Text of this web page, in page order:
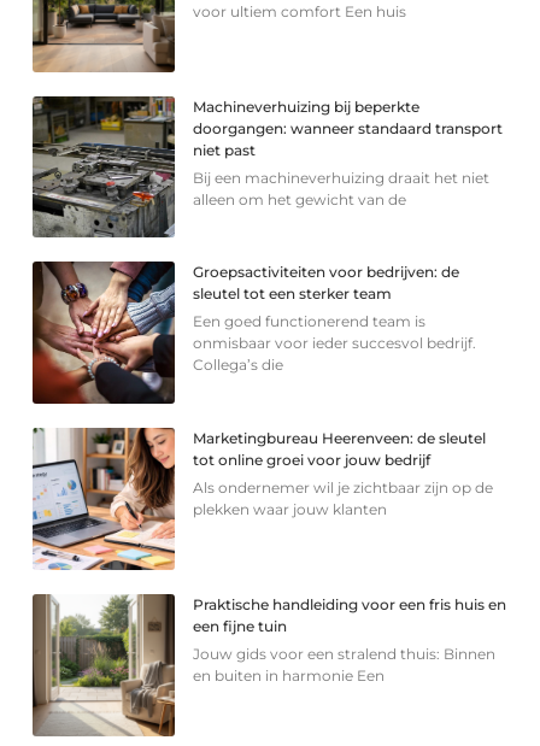
voor ultiem comfort Een huis
Machineverhuizing bij beperkte
doorgangen: wanneer standaard transport
niet past
Bij een machineverhuizing draait het niet
alleen om het gewicht van de
Groepsactiviteiten voor bedrijven: de
sleutel tot een sterker team
Een goed functionerend team is
onmisbaar voor ieder succesvol bedrijf.
Collega’s die
Marketingbureau Heerenveen: de sleutel
tot online groei voor jouw bedrijf
Als ondernemer wil je zichtbaar zijn op de
plekken waar jouw klanten
Praktische handleiding voor een fris huis en
een fijne tuin
Jouw gids voor een stralend thuis: Binnen
en buiten in harmonie Een